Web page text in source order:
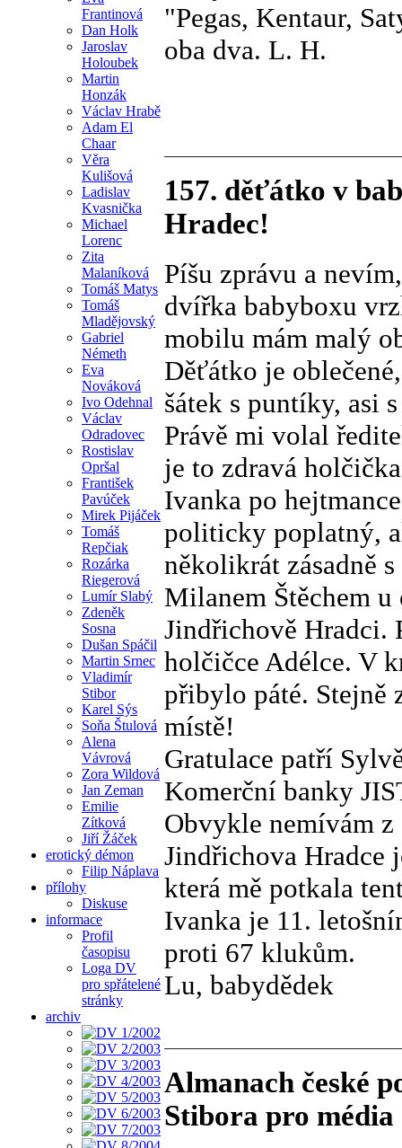
Frantinová
Dan Holk
Jaroslav
Holoubek
Martin
Honzák
Václav Hrabě
Adam El
Chaar
Věra
Kulišová
Ladislav
Kvasnička
Michael
Lorenc
Zita
Malaníková
Tomáš Matys
Tomáš
Mladějovský
Gabriel
Németh
Eva
Nováková
Ivo Odehnal
Václav
Odradovec
Rostislav
Opršal
František
Pavúček
Mirek Pijáček
Tomáš
Repčiak
Rozárka
Riegerová
Lumír Slabý
Zdeněk
Sosna
Dušan Spáčil
Martin Srnec
Vladimír
Stibor
Karel Sýs
Soňa Štulová
Alena
Vávrová
Zora Wildová
Jan Zeman
Emilie
Zítková
Jiří Žáček
erotický démon
Filip Náplava
přílohy
Diskuse
informace
Profil
časopisu
Loga DV
pro spřátelené
stránky
archiv
"Pegas, Kentaur,
oba dva. L. H.
157. děťátko v
Hradec!
Píšu zprávu a
dvířka babyboxu
mobilu mám malý
Děťátko je
šátek s puntíky, asi
Právě mi volal
je to zdravá
Ivanka po
politicky poplatný,
několikrát zásadně
Milanem Štěchem
Jindřichově Hradci.
holčičce Adélce. V
přibylo páté. Stejně
místě!
Gratulace patří
Komerční banky
Obvykle nemívám
Jindřichova Hradce
která mě potkala
Ivanka je 11.
proti 67 klukům.
Lu, babydědek
Almanach české
Stibora pro média